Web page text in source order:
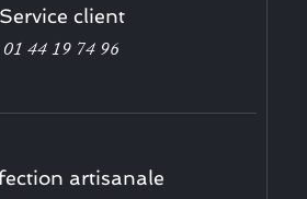
Service client
01 44 19 74 96
artisanale